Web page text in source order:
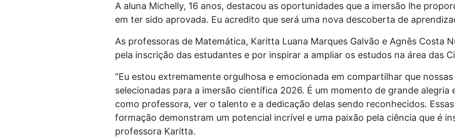
A aluna Michelly, 16 anos, destacou as oportunidades que a imersão lhe
em ter sido aprovada. Eu acredito que será uma nova descoberta de
As professoras de Matemática, Karitta Luana Marques Galvão e Agnês Costa
pela inscrição das estudantes e por inspirar a ampliar os estudos na área das
“Eu estou extremamente orgulhosa e emocionada em compartilhar que
selecionadas para a imersão científica 2026. É um momento de grande alegria
como professora, ver o talento e a dedicação delas sendo reconhecidos.
formação demonstram um potencial incrível e uma paixão pela ciência que é
professora Karitta.